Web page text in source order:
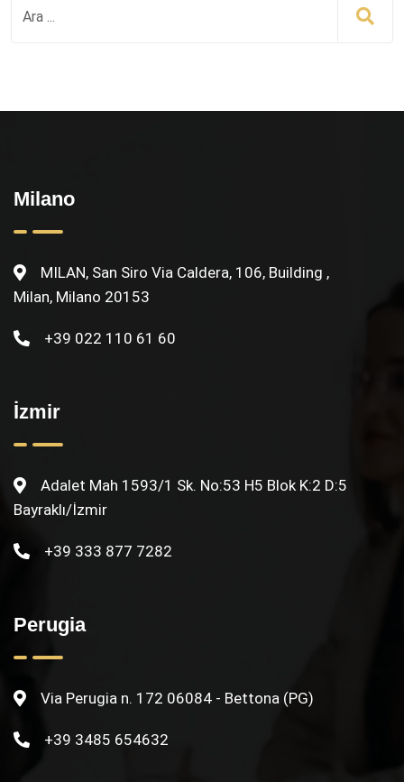
Milano
MILAN, San Siro Via Caldera, 106, Building ,
Milan, Milano 20153
+39 022 110 61 60
İzmir
Adalet Mah 1593/1 Sk. No:53 H5 Blok K:2 D:5
Bayraklı/İzmir
+39 333 877 7282
Perugia
Via Perugia n. 172 06084 - Bettona (PG)
+39 3485 654632